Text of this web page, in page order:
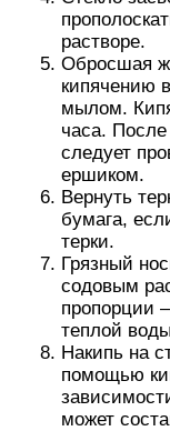
растворе.
Обросшая
кипячению
мылом.
часа. После
следует
ершиком.
Вернуть
бумага,
терки.
Грязный
содовым
пропорции
теплой
Накипь на
помощью
может